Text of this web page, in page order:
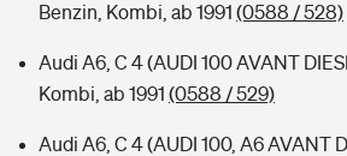
Benzin, Kombi, ab 1991 (0588 / 528)
Audi A6, C 4 (AUDI 100 AVANT
Kombi, ab 1991 (0588 / 529)
Audi A6, C 4 (AUDI 100, A6 AVANT